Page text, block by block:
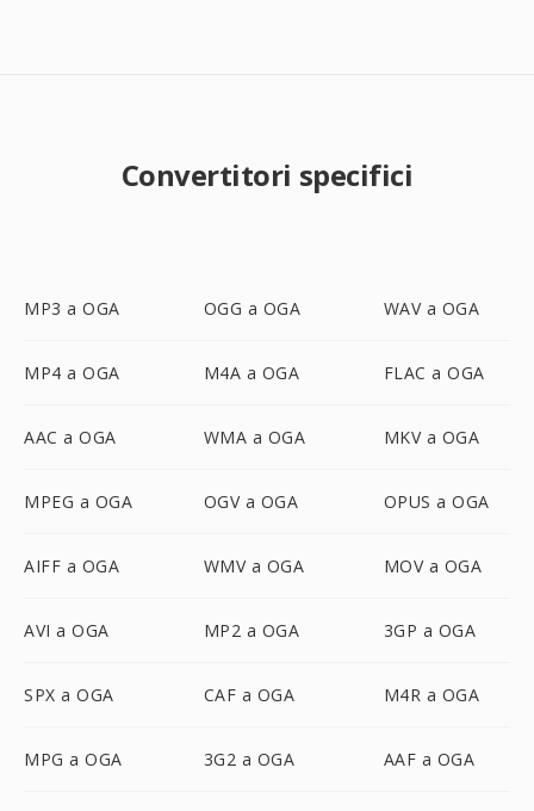
Convertitori specifici
MP3 a OGA OGG a OGA WAV a OGA
MP4 a OGA M4A a OGA FLAC a OGA
AAC a OGA WMA a OGA MKV a OGA
MPEG a OGA OGV a OGA OPUS a OGA
AIFF a OGA WMV a OGA MOV a OGA
AVI a OGA MP2 a OGA 3GP a OGA
SPX a OGA CAF a OGA M4R a OGA
MPG a OGA 3G2 a OGA AAF a OGA